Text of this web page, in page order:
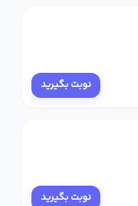
نوبت بگیرید
نوبت بگیرید